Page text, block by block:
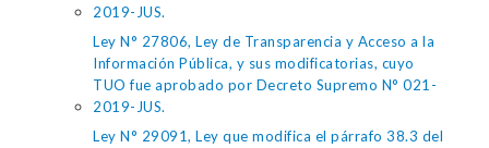
2019-JUS.
Ley N° 27806, Ley de Transparencia y Acceso a la
Información Pública, y sus modificatorias, cuyo
TUO fue aprobado por Decreto Supremo N° 021-
2019-JUS.
Ley N° 29091, Ley que modifica el párrafo 38.3 del